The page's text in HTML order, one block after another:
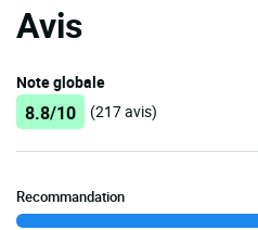
Avis
Note globale
8.8/10 (217 avis)
Recommandation